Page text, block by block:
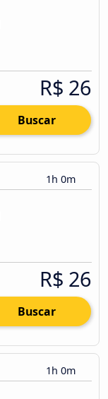
R$ 26
Buscar
1h 0m
R$ 26
Buscar
1h 0m